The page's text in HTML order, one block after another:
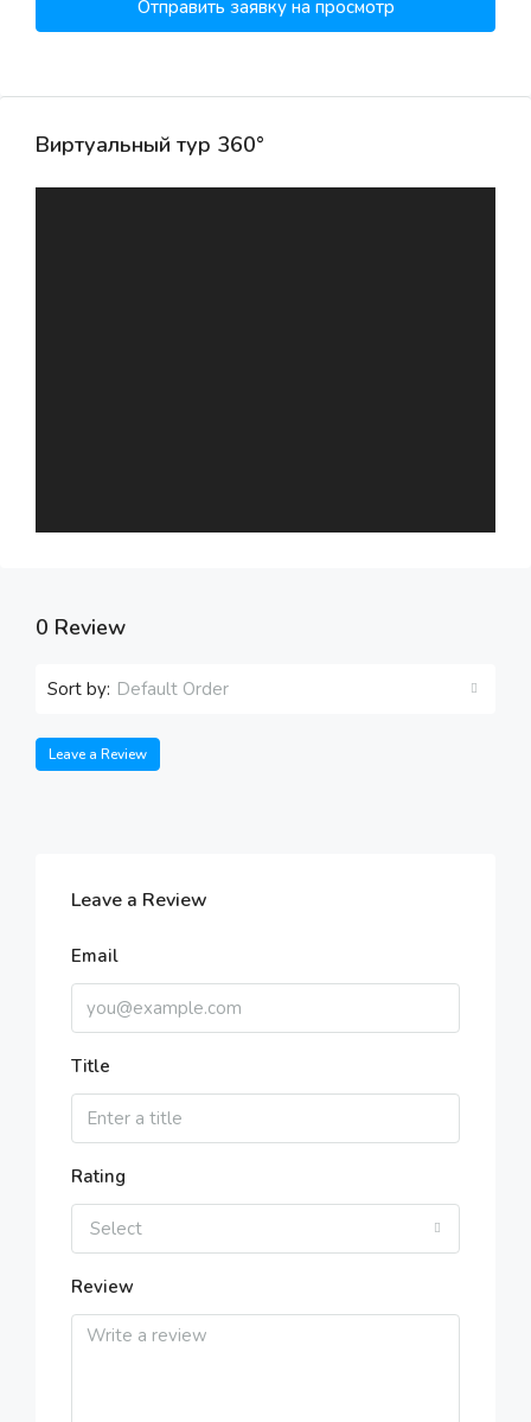
Отправить заявку на просмотр
Виртуальный тур 360°
0 Review
Sort by: Default Order
Leave a Review
Leave a Review
Email
Title
Rating
Select
Review